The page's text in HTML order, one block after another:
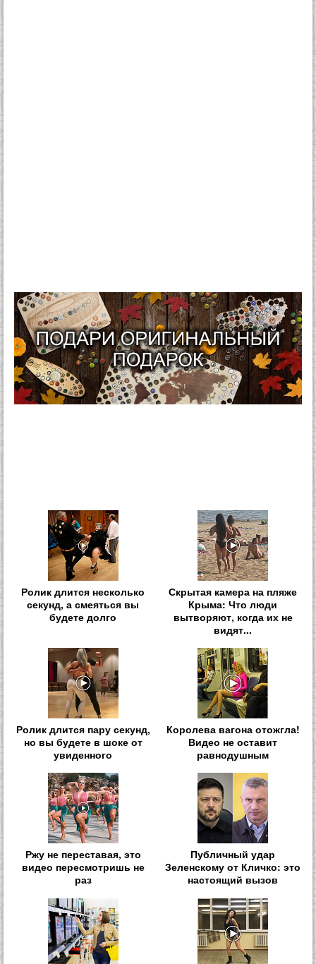
Ролик длится несколько
секунд, а смеяться вы
будете долго
Скрытая камера на пляже
Крыма: Что люди
вытворяют, когда их не
видят...
Ролик длится пару секунд,
но вы будете в шоке от
увиденного
Королева вагона отожгла!
Видео не оставит
равнодушным
Ржу не переставая, это
видео пересмотришь не
раз
Публичный удар
Зеленскому от Кличко: это
настоящий вызов